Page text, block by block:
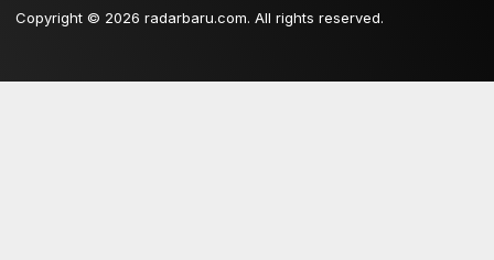
Copyright © 2026 radarbaru.com. All rights reserved.